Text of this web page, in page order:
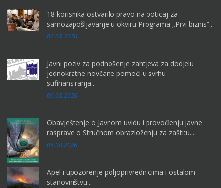
18 korisnika ostvarilo pravo na poticaj za
samozapošljavanje u okviru Programa „Prvi biznis“...
06.08.2026
Javni poziv za podnošenje zahtjeva za dodjelu
jednokratne novčane pomoći u svrhu
sufinansiranja...
06.08.2026
Obavještenje o Javnom uvidu i provođenju javne
rasprave o Stručnom obrazloženju za zaštitu...
05.08.2026
Apel i upozorenje poljoprivrednicima i ostalom
stanovništvu...